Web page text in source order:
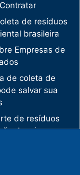
de resíduos
brasileira
Empresas de
de coleta de
salvar sua
de resíduos
de crimes